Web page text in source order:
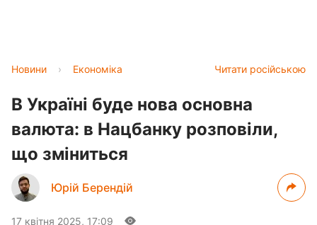
Читати російською
Новини › Економіка
В Україні буде нова основна
валюта: в Нацбанку розповіли,
що зміниться
Юрій Берендій
17 квітня 2025, 17:09